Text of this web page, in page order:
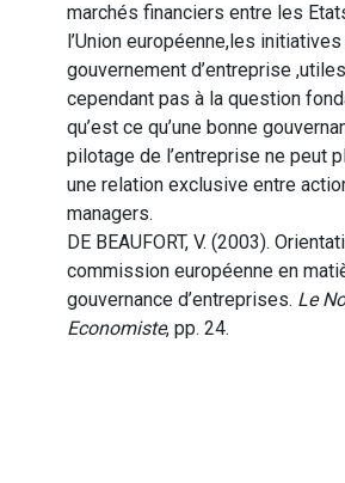
marchés financiers entre les
l’Union européenne,les
gouvernement d’entreprise
cependant pas à la question
qu’est ce qu’une bonne
pilotage de l’entreprise ne peut
une relation exclusive entre
managers.
DE BEAUFORT, V. (2003).
commission européenne en
gouvernance d’entreprises. Le
Economiste, pp. 24.